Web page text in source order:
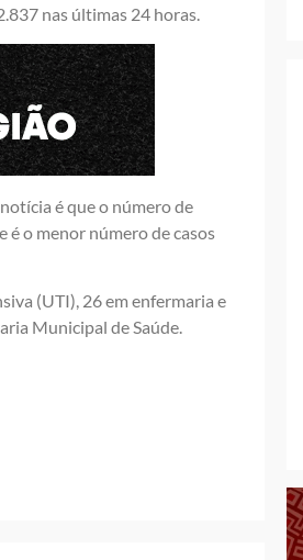
nas últimas 24 horas.
é que o número de
é o menor número de casos
(UTI), 26 em enfermaria e
Municipal de Saúde.